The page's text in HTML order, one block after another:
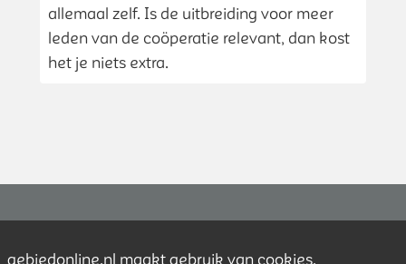
allemaal zelf. Is de uitbreiding voor meer
leden van de coöperatie relevant, dan kost
het je niets extra.
gebiedonline.nl maakt gebruik van cookies.